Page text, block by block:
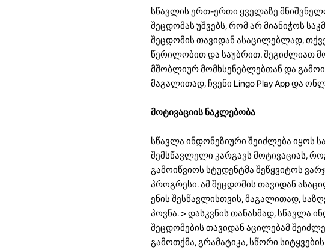
სწავლის ერთ-ერთი ყველაზე
შეცდომას უშვებს, რომ არ მიანიჭოს
შეცდომის თავიდან ასაცილებლად,
წერილობით და საუბრით. შეგიძლიათ
მშობლიურ მომხსენებლებთან და
მაგალითად, ჩვენი Lingo Play App და
მოტივაციის ნაკლებობა
სწავლა ინდონეზიური შეიძლება
შემსწავლელი კარგავს მოტივაციას,
გამოიწვიოს სტუდენტმა შეწყვიტოს
პროგრესი. ამ შეცდომის თავიდან
ენის შესწავლისთვის, მაგალითად,
პოვნა. > დასკვნის თანახმად, სწავლა
შეცდომების თავიდან აცილებამ
გამოთქმა, გრამატიკა, სწორი